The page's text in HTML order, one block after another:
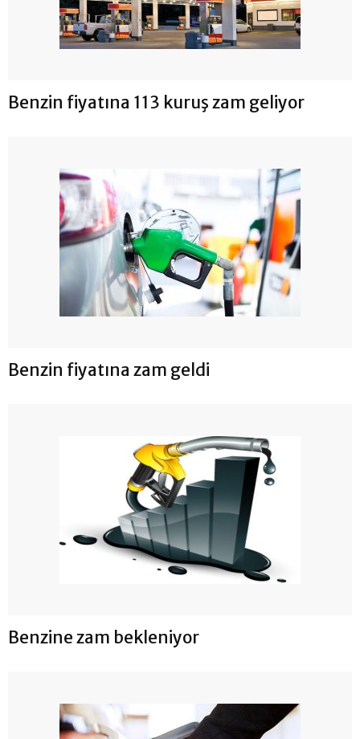
Benzin fiyatına 113 kuruş zam geliyor
Benzin fiyatına zam geldi
Benzine zam bekleniyor